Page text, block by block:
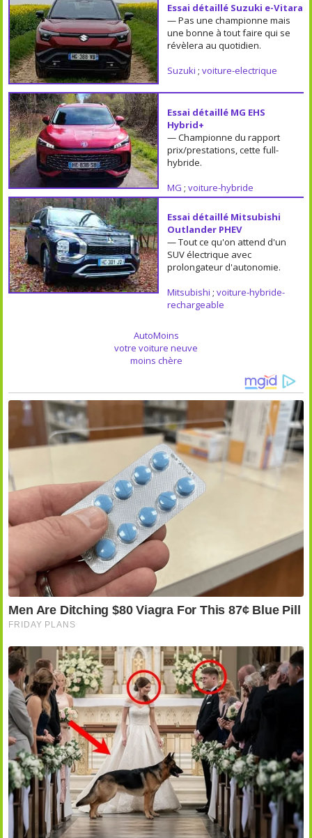
Essai détaillé Suzuki e-Vitara
— Pas une championne mais
une bonne à tout faire qui se
révèlera au quotidien.
Suzuki ; voiture-electrique
Essai détaillé MG EHS
Hybrid+
— Championne du rapport
prix/prestations, cette full-
hybride.
MG ; voiture-hybride
Essai détaillé Mitsubishi
Outlander PHEV
— Tout ce qu'on attend d'un
SUV électrique avec
prolongateur d'autonomie.
Mitsubishi ; voiture-hybride-
rechargeable
AutoMoins
votre voiture neuve
moins chère